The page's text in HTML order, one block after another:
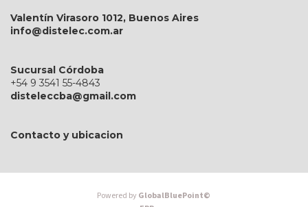
Valentín Virasoro 1012, Buenos Aires
info@distelec.com.ar
Sucursal Córdoba
+54 9 3541 55-4843
disteleccba@gmail.com
Contacto y ubicacion
Powered byGlobalBluePoint©